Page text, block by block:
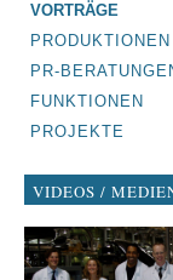
VORTRÄGE
PRODUKTIONEN
PR-
FUNKTIONEN
PROJEKTE
VIDEOS /